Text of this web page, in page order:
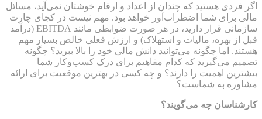
اگر فردی هستید که چندان از اعداد و ارقام خوشتان نمی‌آید، مسائل
مالی برای شما اضطراب‌آور خواهد بود. مهم نیست در کجای چارت
سازمانی قرار دارید، در هر صورت ضوابطی مانند EBITDA (درآمد
قبل از بهره، مالیات و استهلاک) و ارزش فعلی خالص بسیار مهم
هستند. اما چگونه می‌توانید دانش مالی خود را بالا ببرید؟ چگونه
تصمیم‌ می‌گیرید که کدام مفاهیم برای درک کسب‌و‌کار شما
بیشترین اهمیت را دارند؟ و چه کسی در بهترین موقعیت برای ارائه
مشاوره به شماست؟
کارشناسان چه می‌گویند؟